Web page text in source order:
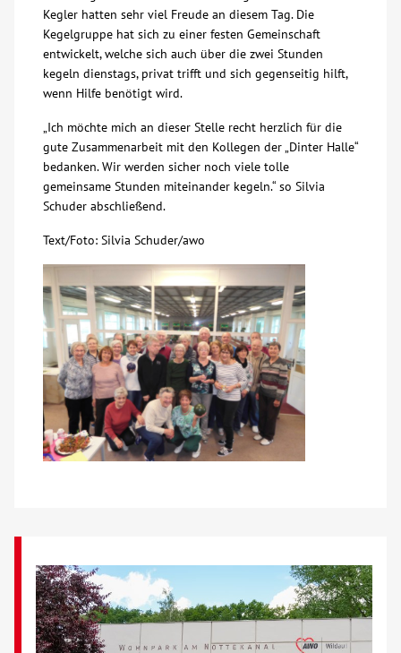
Kegler hatten sehr viel Freude an diesem Tag. Die
Kegelgruppe hat sich zu einer festen Gemeinschaft
entwickelt, welche sich auch über die zwei Stunden
kegeln dienstags, privat trifft und sich gegenseitig hilft,
wenn Hilfe benötigt wird.
„Ich möchte mich an dieser Stelle recht herzlich für die
gute Zusammenarbeit mit den Kollegen der „Dinter Halle“
bedanken. Wir werden sicher noch viele tolle
gemeinsame Stunden miteinander kegeln.“ so Silvia
Schuder abschließend.
Text/Foto: Silvia Schuder/awo